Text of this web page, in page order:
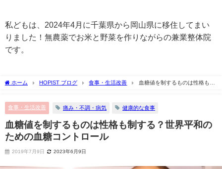
私どもは、2024年4月に千葉県から岡山県に移住してまい
りました！無農薬でお米と野菜を作りながらの兼業整体院
です。
ホーム HOPIST ブログ 食事・生活改善
血糖値を制するものは性格も制
食事・生活改善 痛み・不調・病気 健康的な食事
血糖値を制するものは性格も制する？世界平和の
ための血糖コントロール
2019年7月9日 2023年6月9日